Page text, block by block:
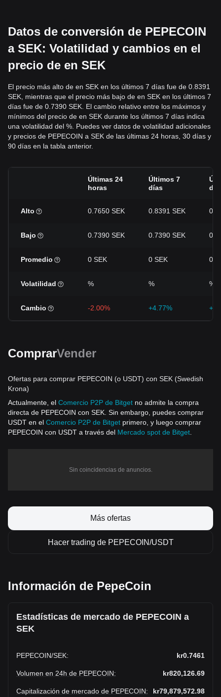
Datos de conversión de PEPECOIN
a SEK: Volatilidad y cambios en el
precio de en SEK
El precio más alto de en SEK en los últimos 7 días fue de 0.8391
SEK, mientras que el precio más bajo de en SEK en los últimos 7
días fue de 0.7390 SEK. El cambio relativo entre los máximos y
mínimos del precio de en SEK durante los últimos 7 días indica
una volatilidad del %. Puedes ver datos de volatilidad adicionales
y precios de PEPECOIN a SEK de las últimas 24 horas, 30 días y
90 días en la tabla anterior.
Últimas 24
horas
Últimos 7
días
Alto 0.7650 SEK 0.8391 SEK
Bajo 0.7390 SEK 0.7390 SEK
Promedio 0 SEK 0 SEK 0
Volatilidad % % %
Cambio -2.00% +4.77%
ComprarVender
Ofertas para comprar PEPECOIN (o USDT) con SEK (Swedish
Krona)
Actualmente, el Comercio P2P de Bitget no admite la compra
directa de PEPECOIN con SEK. Sin embargo, puedes comprar
USDT en el Comercio P2P de Bitget primero, y luego comprar
PEPECOIN con USDT a través del Mercado spot de Bitget
Sin coincidencias de anuncios.
Más ofertas
Hacer trading de PEPECOIN/USDT
Información de PepeCoin
Estadísticas de mercado de PEPECOIN a
SEK
PEPECOIN/SEK: kr0.7461
Volumen en 24h de PEPECOIN: kr820,126.69
Capitalización de mercado de PEPECOIN: kr79,879,572.98